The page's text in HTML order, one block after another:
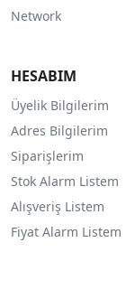
Network
HESABIM
Üyelik Bilgilerim
Adres Bilgilerim
Siparişlerim
Stok Alarm Listem
Alışveriş Listem
Fiyat Alarm Listem